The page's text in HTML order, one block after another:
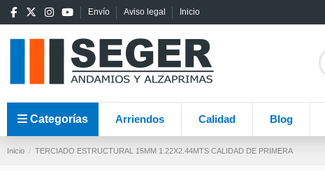
Envío Aviso legal Inicio
Categorías Arriendos Calidad Blog
Inicio TERCIADO ESTRUCTURAL 15MM 1.22X2.44MTS CALIDAD DE PRIMERA